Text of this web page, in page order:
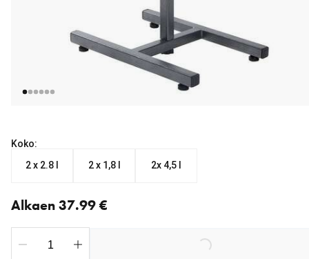
Koko:
2 x 2.8 l
2 x 1,8 l 2x 4,5 l
Alkaen 37.99 €